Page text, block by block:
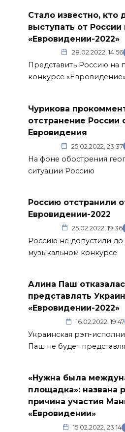
Стало известно,
выступать от России
«Евровидении-2022»
28.02.2022, 14:56
Представить Россию на
конкурсе «Евровидение»
Чурикова
отстранение России
Евровидения
25.02.2022, 23:37
На фоне обострения
ситуации Россию
Россию отстранили
Евровидении-2022
25.02.2022, 19:36
Россию не допустили до
музыкальном конкурсе
Алина Паш
представлять
«Евровидении-2022»
16.02.2022, 19:47
Украинская рэп-
Паш не будет
«Нужна была
площадка»: названа
причина участия
«Евровидении»
15.02.2022, 23:14